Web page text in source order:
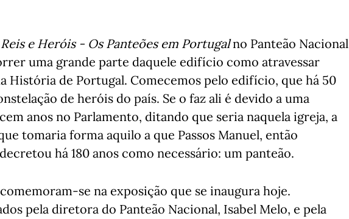
Reis e Heróis - Os Panteões em Portugalno Panteão Nacional
uma grande parte daquele edifício como atravessar
História de Portugal. Comecemos pelo edifício, que há 50
de heróis do país. Se o faz ali é devido a uma
anos no Parlamento, ditando que seria naquela igreja, a
tomaria forma aquilo a que Passos Manuel, então
há 180 anos como necessário: um panteão.
se na exposição que se inaugura hoje.
pela diretora do Panteão Nacional, Isabel Melo, e pela